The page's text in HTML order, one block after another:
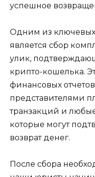
успешное
Одним из ключевых
является сбор
улик,
крипто-кошелька.
финансовых
представителями
транзакций и
которые могут
возврат денег.
После сбора